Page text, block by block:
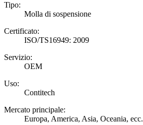
Tipo:
Molla di sospensione
Certificato:
ISO/TS16949: 2009
Servizio:
OEM
Uso:
Contitech
Mercato principale:
Europa, America, Asia, Oceania, ecc.